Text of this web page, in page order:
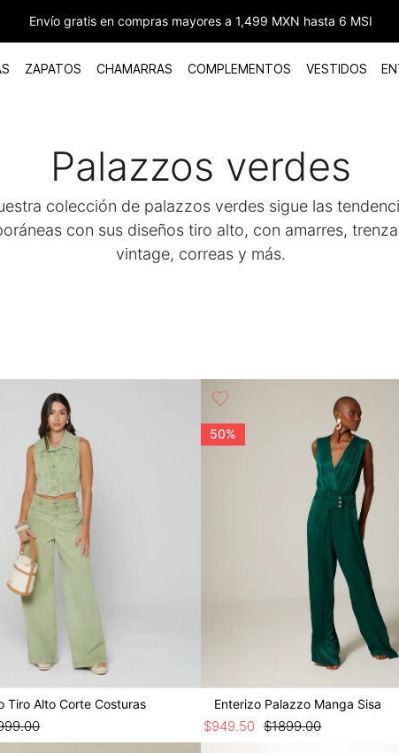
Envío gratis en compras mayores a 1,499 MXN hasta 6 MSI
ZAPATOS CHAMARRAS COMPLEMENTOS VESTIDOS
Palazzos verdes
colección de palazzos verdes sigue las
con sus diseños tiro alto, con amarres,
vintage, correas y más.
Tiro Alto Corte Costuras
.00
50%
Enterizo Palazzo Manga Sisa
$1899.00
$949.50